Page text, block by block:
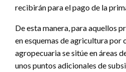
recibirán para el pago de la
De esta manera, para aquellos
en esquemas de agricultura
agropecuaria se sitúe en áreas
unos puntos adicionales de